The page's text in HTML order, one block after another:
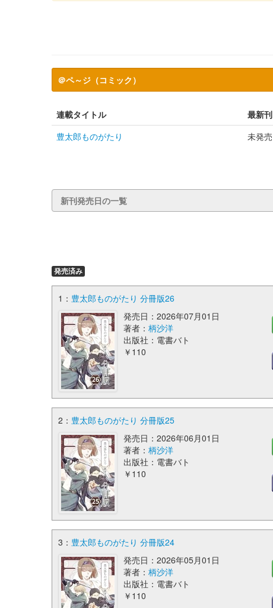
＠ペ～ジ（コミック）
連載タイトル 最新刊
豊太郎ものがたり
未発売
新刊発売日の一覧
発売済み
1： 豊太郎ものがたり 分冊版26
発売日：2026年07月01日
著者：柄沙洋
出版社：電書バト
￥110
2： 豊太郎ものがたり 分冊版25
発売日：2026年06月01日
著者：柄沙洋
出版社：電書バト
￥110
3： 豊太郎ものがたり 分冊版24
発売日：2026年05月01日
著者：柄沙洋
出版社：電書バト
￥110